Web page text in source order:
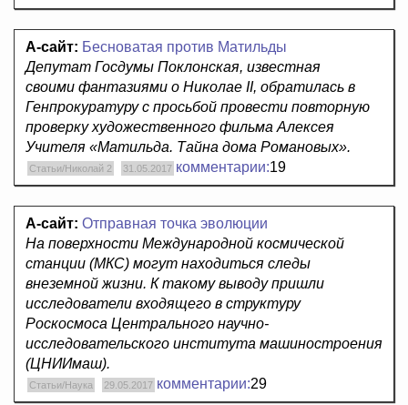
А-сайт: Бесноватая против Матильды
Депутат Госдумы Поклонская, известная
своими фантазиями о Николае II, обратилась в
Генпрокуратуру с просьбой провести повторную
проверку художественного фильма Алексея
Учителя «Матильда. Тайна дома Романовых».
Статьи/Николай 2 31.05.2017 комментарии:19
А-сайт: Отправная точка эволюции
На поверхности Международной космической
станции (МКС) могут находиться следы
внеземной жизни. К такому выводу пришли
исследователи входящего в структуру
Роскосмоса Центрального научно-
исследовательского института машиностроения
(ЦНИИмаш).
Статьи/Наука 29.05.2017 комментарии:29